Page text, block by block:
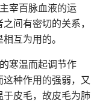
宰百脉血液的运
间有密切的关系，
互为用的。
寒温而起调节作
种作用的强弱，又
于皮毛，故皮毛为肺